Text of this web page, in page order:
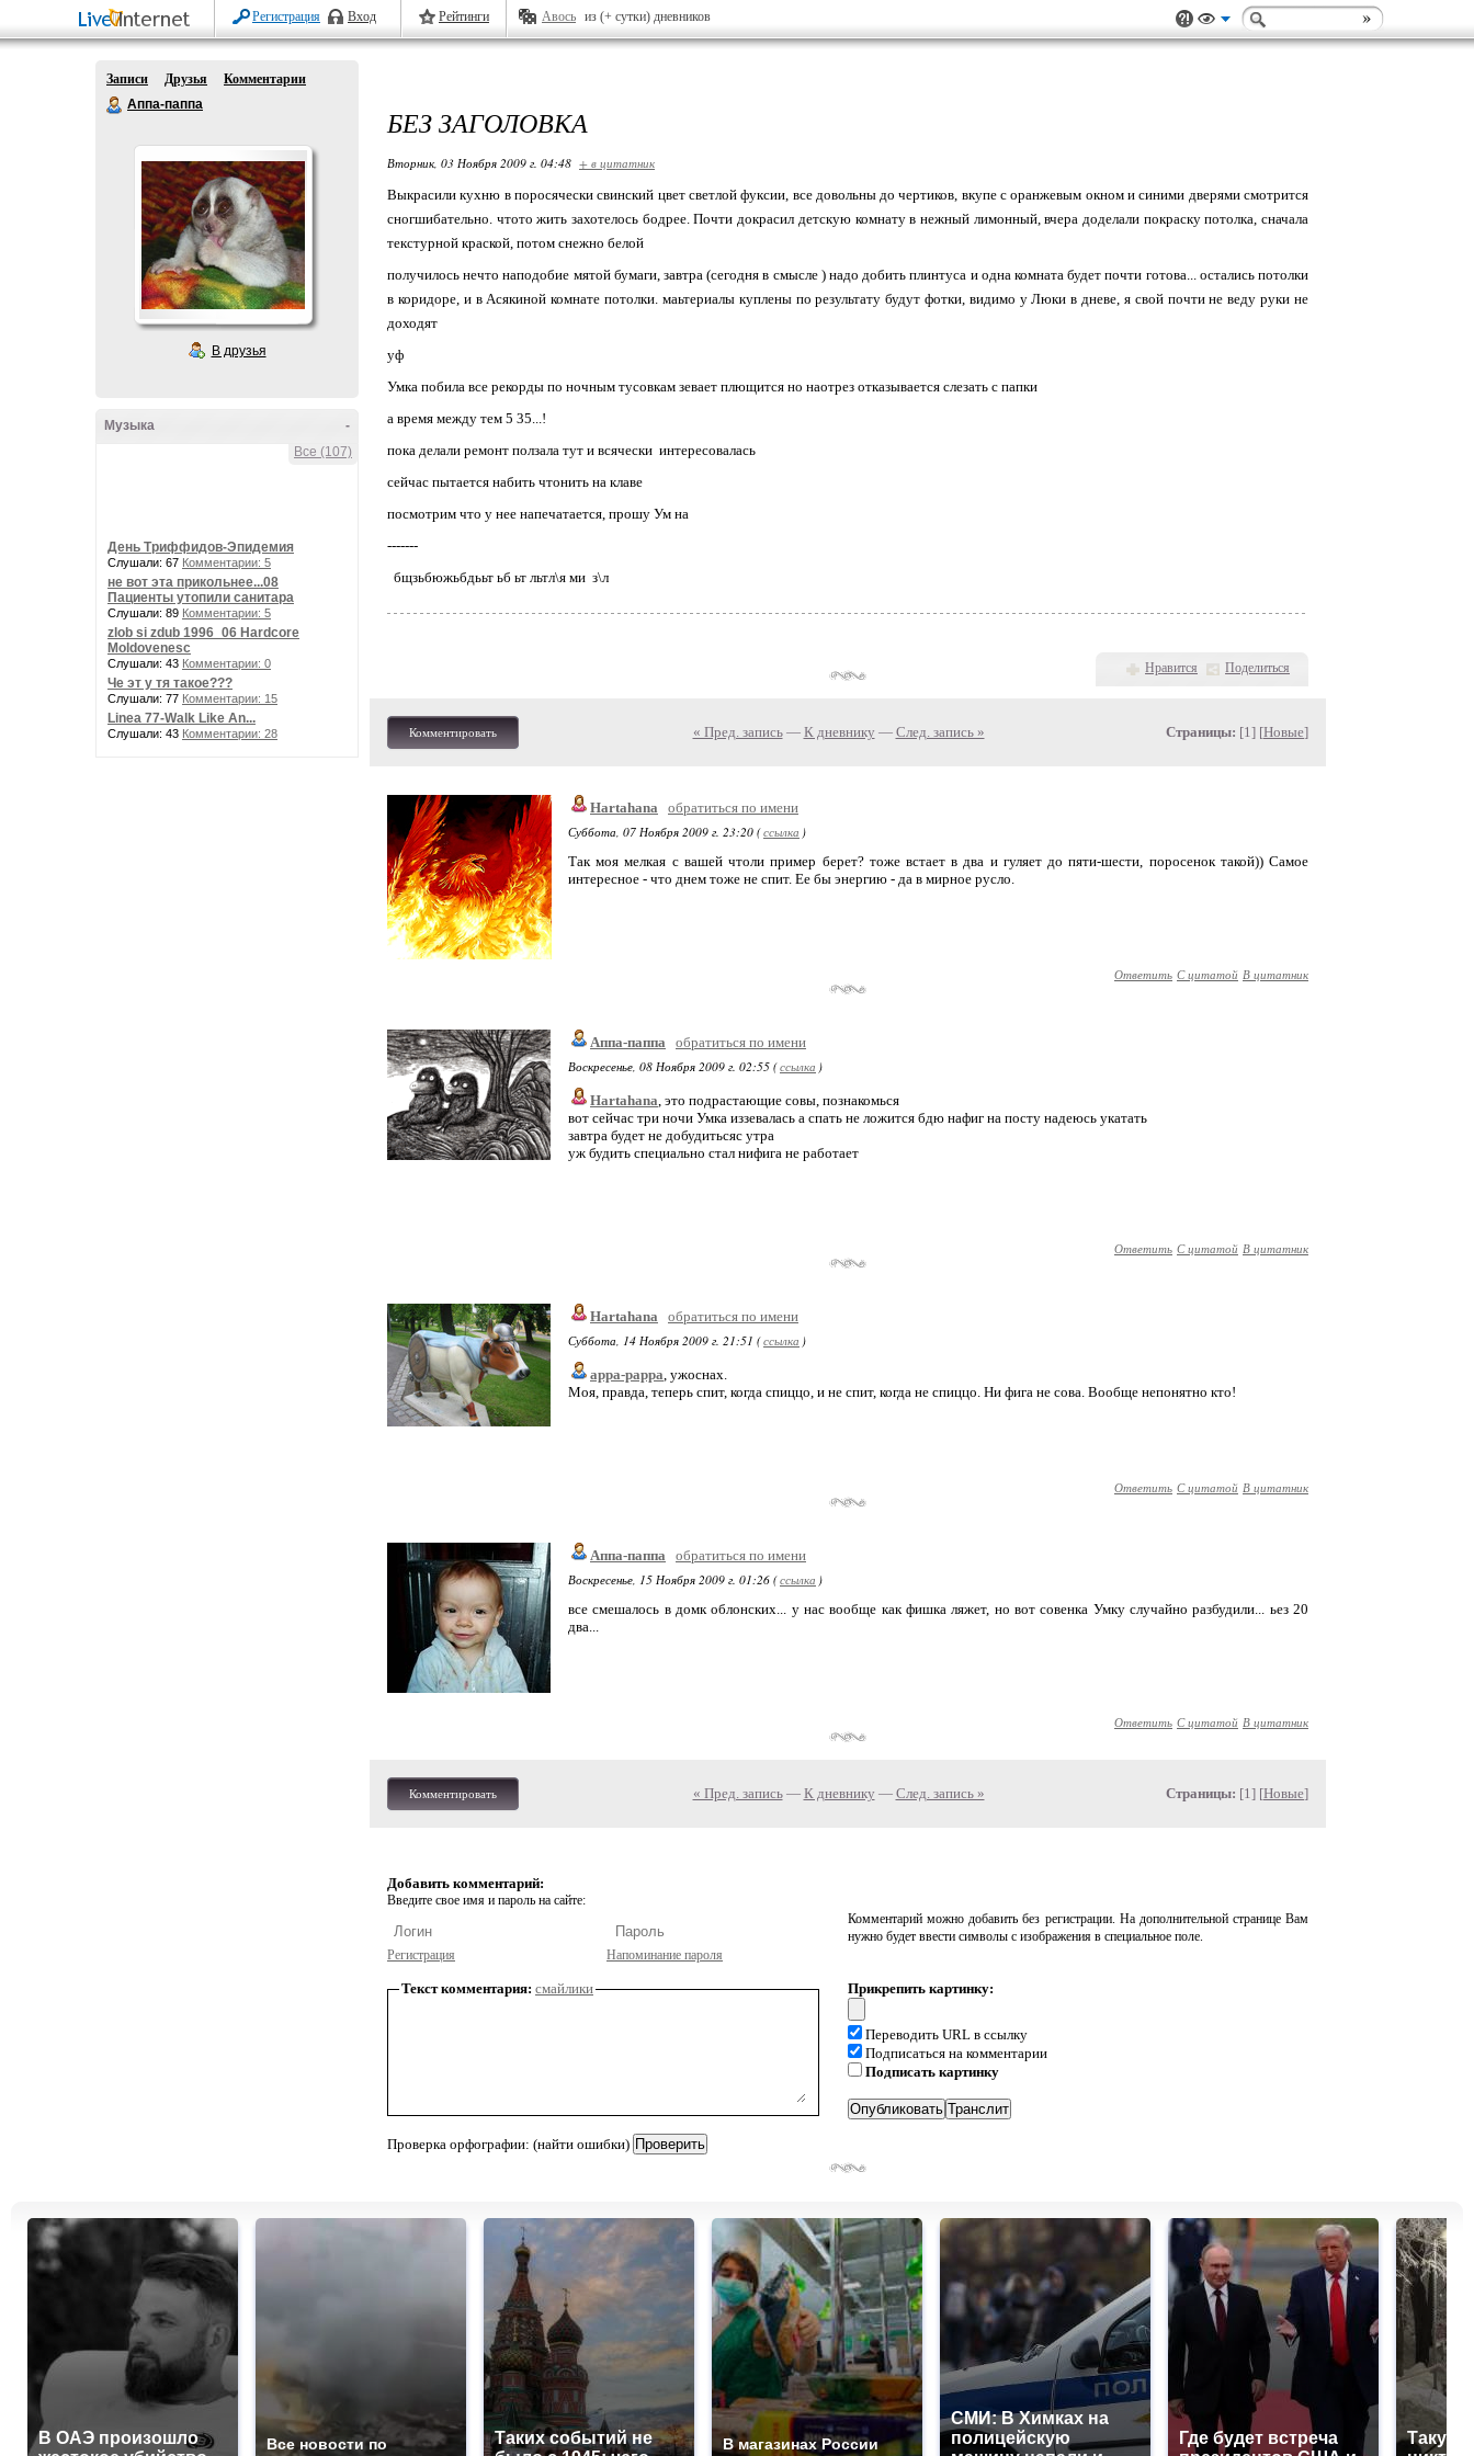
Регистрация Вход Рейтинги Авось из (+ сутки) дневников
Записи Друзья
Комментарии
Аппа-паппа
В друзья
-
Музыка
Все (107)
День Триффидов-Эпидемия
Слушали: 67 Комментарии: 5
не вот эта прикольнее...08
Пациенты утопили санитара
Слушали: 89 Комментарии: 5
zlob si zdub 1996_06 Hardcore
Moldovenesc
Слушали: 43 Комментарии: 0
Че эт у тя такое???
Слушали: 77 Комментарии: 15
Linea 77-Walk Like An...
Слушали: 43 Комментарии: 28
БЕЗ ЗАГОЛОВКА
Вторник, 03 Ноября 2009 г. 04:48 + в цитатник
Выкрасили кухню в поросячески свинский цвет светлой фуксии, все довольны до чертиков, вкупе с оранжевым окном и синими дверями смотрится
сногшибательно. чтото жить захотелось бодрее. Почти докрасил детскую комнату в нежный лимонный, вчера доделали покраску потолка, сначала
текстурной краской, потом снежно белой
получилось нечто наподобие мятой бумаги, завтра (сегодня в смысле ) надо добить плинтуса и одна комната будет почти готова... остались потолки
в коридоре, и в Асякиной комнате потолки. маьтериалы куплены по результату будут фотки, видимо у Люки в дневе, я свой почти не веду руки не
доходят
уф
Умка побила все рекорды по ночным тусовкам зевает плющится но наотрез отказывается слезать с папки
а время между тем 5 35...!
пока делали ремонт ползала тут и всячески интересовалась
сейчас пытается набить чтонить на клаве
посмотрим что у нее напечатается, прошу Ум на
-------
бщзьбюжьбдььт ьб ьт льтл\я ми з\л
Нравится Поделиться
Комментировать « Пред. запись— К дневнику — След. запись » Страницы: [1] [Новые]
Hartahana
обратиться по имени
Суббота, 07 Ноября 2009 г. 23:20 (ссылка )
Так моя мелкая с вашей чтоли пример берет? тоже встает в два и гуляет до пяти-шести, поросенок такой)) Самое
интересное - что днем тоже не спит. Ее бы энергию - да в мирное русло.
Ответить С цитатой В цитатник
Аппа-паппа
обратиться по имени
Воскресенье, 08 Ноября 2009 г. 02:55 (ссылка )
Hartahana, это подрастающие совы, познакомься
вот сейчас три ночи Умка иззевалась а спать не ложится бдю нафиг на посту надеюсь укатать
завтра будет не добудитьсяс утра
уж будить специально стал нифига не работает
Ответить С цитатой В цитатник
Hartahana
обратиться по имени
Суббота, 14 Ноября 2009 г. 21:51 (ссылка )
appa-pappa, ужоснах.
Моя, правда, теперь спит, когда спиццо, и не спит, когда не спиццо. Ни фига не сова. Вообще непонятно кто!
Ответить С цитатой В цитатник
Аппа-паппа
обратиться по имени
Воскресенье, 15 Ноября 2009 г. 01:26 (ссылка )
все смешалось в домк облонских... у нас вообще как фишка ляжет, но вот совенка Умку случайно разбудили... ьез 20
два...
Ответить С цитатой В цитатник
Комментировать « Пред. запись— К дневнику — След. запись » Страницы: [1] [Новые]
Добавить комментарий:
Введите свое имя и пароль на сайте:
Регистрация Напоминание пароля
Комментарий можно добавить без регистрации. На дополнительной странице Вам
нужно будет ввести символы с изображения в специальное поле.
Текст комментария: смайлики
Проверка орфографии: (найти ошибки)
Прикрепить картинку:
Переводить URL в ссылку
Подписаться на комментарии
Подписать картинку
В ОАЭ произошло
Все новости по
Таких событий не
В магазинах России
СМИ: В Химках на
полицейскую
Где будет встреча
Такую